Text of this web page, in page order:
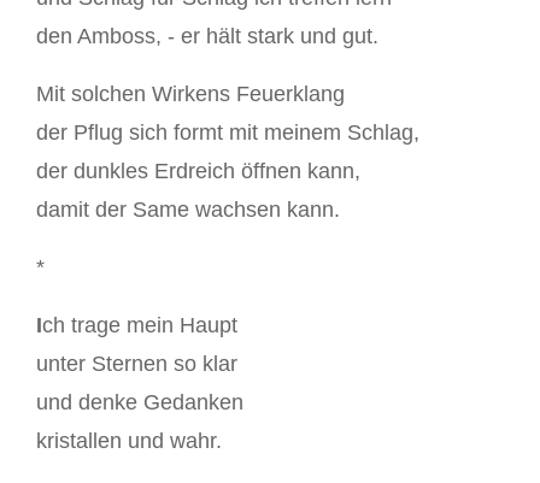
den Amboss, - er hält stark und gut.
Mit solchen Wirkens Feuerklang
der Pflug sich formt mit meinem Schlag,
der dunkles Erdreich öffnen kann,
damit der Same wachsen kann.
*
Ich trage mein Haupt
unter Sternen so klar
und denke Gedanken
kristallen und wahr.